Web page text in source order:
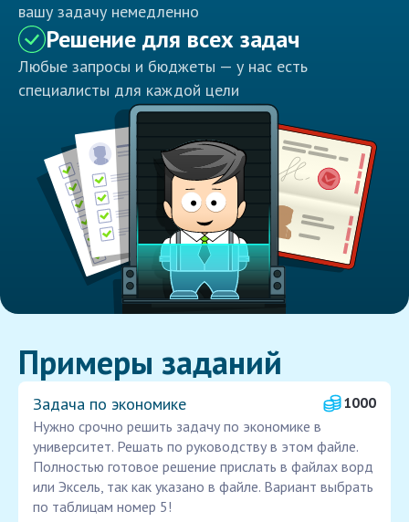
вашу задачу немедленно
Решение для всех задач
Любые запросы и бюджеты — у нас есть
специалисты для каждой цели
Примеры заданий
Задача по экономике
1000
Нужно срочно решить задачу по экономике в
университет. Решать по руководству в этом файле.
Полностью готовое решение прислать в файлах ворд
или Эксель, так как указано в файле. Вариант выбрать
по таблицам номер 5!